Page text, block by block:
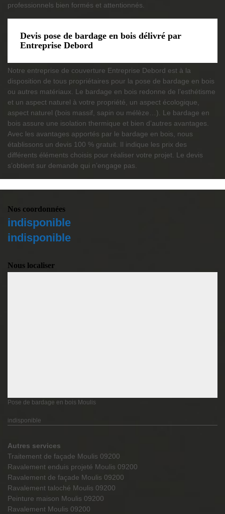
professionnels bien formés et attentionnés.
Devis pose de bardage en bois délivré par
Entreprise Debord
Notre entreprise de couverture Entreprise Debord est à la
disposition de tous propriétaires pour la pose de bardage en bois
ou autres matériaux. Le bardage en bois redonne de l’esthétisme
et un aspect naturel à votre propriété, un aspect écologique,
aspect naturel (bois massif, sapin ou mélèze…). Le bardage en
bois assure une isolation thermique et bien d’autres avantages.
Avec les avantages apportés par le bardage en bois, nous
établissons un devis 100 % gratuit. Il indique les prix des
différents éléments choisis pour réaliser votre projet. Le devis
s’obtient sur demande qui n’engage pas.
Nos coordonnées
indisponible
indisponible
Nous localiser
Pose de bardage en bois Moulis
indisponible
Autres services
Traitement de façade Moulis 09200
Ravalement enduis projeté Moulis 09200
Ravalement de façade Moulis 09200
Ravalement taloché Moulis 09200
Peinture maison Moulis 09200
Ravalement Moulis 09200